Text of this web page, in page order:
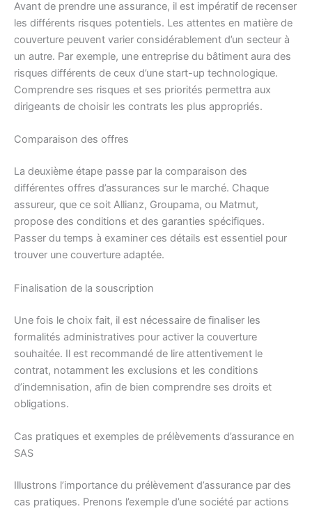
Avant de prendre une assurance, il est impératif de recenser
les différents risques potentiels. Les attentes en matière de
couverture peuvent varier considérablement d’un secteur à
un autre. Par exemple, une entreprise du bâtiment aura des
risques différents de ceux d’une start-up technologique.
Comprendre ses risques et ses priorités permettra aux
dirigeants de choisir les contrats les plus appropriés.
Comparaison des offres
La deuxième étape passe par la comparaison des
différentes offres d’assurances sur le marché. Chaque
assureur, que ce soit Allianz, Groupama, ou Matmut,
propose des conditions et des garanties spécifiques.
Passer du temps à examiner ces détails est essentiel pour
trouver une couverture adaptée.
Finalisation de la souscription
Une fois le choix fait, il est nécessaire de finaliser les
formalités administratives pour activer la couverture
souhaitée. Il est recommandé de lire attentivement le
contrat, notamment les exclusions et les conditions
d’indemnisation, afin de bien comprendre ses droits et
obligations.
Cas pratiques et exemples de prélèvements d’assurance en
SAS
Illustrons l’importance du prélèvement d’assurance par des
cas pratiques. Prenons l’exemple d’une société par actions